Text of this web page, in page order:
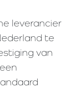
leverancier
te
van